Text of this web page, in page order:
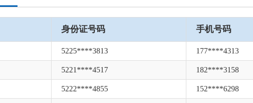
身份证号码 手机号码
5225****3813 177****4313
5221****4517 182****3158
5222****4855 152****6298